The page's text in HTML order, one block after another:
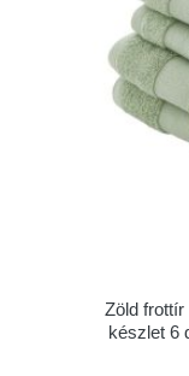
Zöld frottír
készlet 6